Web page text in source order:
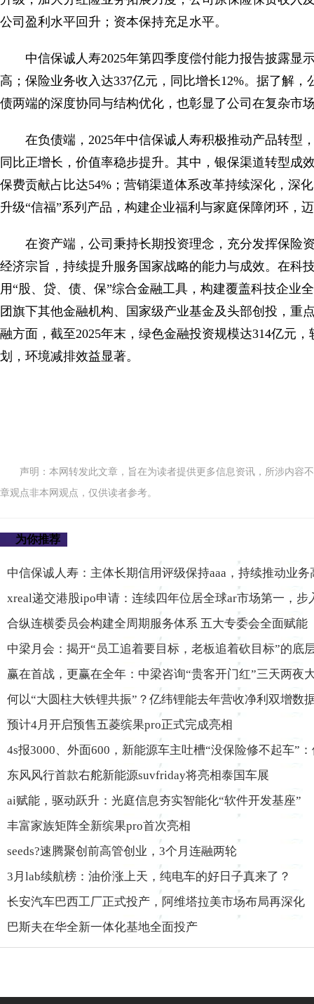
公司盈利水平回升；资本保持充足水平。
中信保诚人寿2025年第四季度偿付能力报告披露显
高；保险业务收入达337亿元，同比增长12%。据了解
债两端的深度协同与结构优化，也彰显了公司在复杂市
在负债端，2025年中信保诚人寿积极推动产品转型
同比正增长，价值率稳步提升。其中，银保渠道转型成
保费贡献占比达54%；营销渠道体系改革持续深化，深
升级“信福”系列产品，构建企业福利与家庭保障闭环，
在资产端，公司秉持长期投资理念，充分发挥保险
经济宗旨，持续提升服务国家战略的能力与成效。在科
用“股、贷、债、保”综合金融工具，构建覆盖科技企业
团旗下其他金融机构、国家级产业基金及头部创投，重
融方面，截至2025年末，绿色金融投资规模达314亿元
划，环境减排效益显著。
声明：本网转发此文章，旨在为读者提供更多信息资讯，所涉内容
章观点非本网观点，仅供读者参考。
为你推荐
中信保诚人寿：主体长期信用评级保持aaa，持续推动业务
xreal递交港股ipo申请：连续四年位居全球ar市场第一，步
合纵连横委员会构建全周期服务体系 五大专委会全面赋能
中梁月会：揭开“员工追着要目标，老板追着砍目标”的底
赢在首战，更赢在全年：中梁咨询“贵客开门红”三天两夜
何以“大圆柱大铁锂共振”？亿纬锂能去年营收净利双增数
预计4月开启预售五菱缤果pro正式完成亮相
4s报3000、外面600，新能源车主吐槽“没保险修不起车”
东风风行首款右舵新能源suvfriday将亮相泰国车展
ai赋能，驱动跃升：光庭信息夯实智能化“软件开发基座”
丰富家族矩阵全新缤果pro首次亮相
seeds?速腾聚创前高管创业，3个月连融两轮
3月lab续航榜：油价涨上天，纯电车的好日子真来了？
长安汽车巴西工厂正式投产，阿维塔拉美市场布局再深化
巴斯夫在华全新一体化基地全面投产